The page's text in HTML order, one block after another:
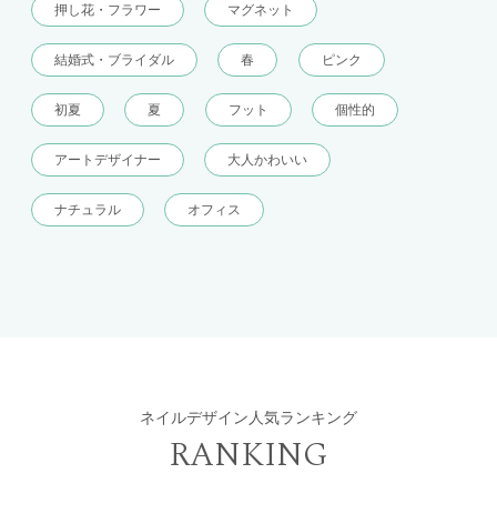
押し花・フラワー マグネット
結婚式・ブライダル 春 ピンク
初夏 夏 フット 個性的
アートデザイナー 大人かわいい
ナチュラル オフィス
ネイルデザイン人気ランキング
RANKING